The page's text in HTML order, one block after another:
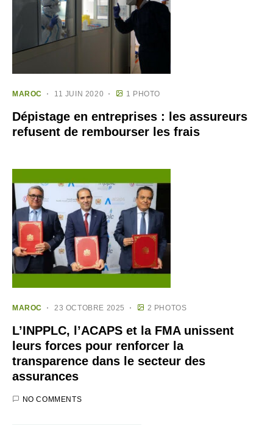
MAROC 11 JUIN 2020 1 PHOTO
Dépistage en entreprises : les assureurs
refusent de rembourser les frais
MAROC 23 OCTOBRE 2025 2 PHOTOS
L’INPPLC, l’ACAPS et la FMA unissent
leurs forces pour renforcer la
transparence dans le secteur des
assurances
NO COMMENTS